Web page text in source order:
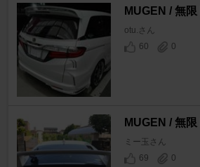
MUGEN / 無
otu.さん
60
0
MUGEN / 無
ミー玉さん
69
0